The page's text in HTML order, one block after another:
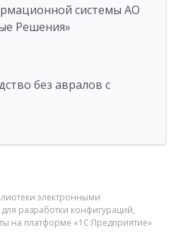
системы АО
Решения»
без авралов с
электронными
разработки конфигураций,
на платформе «1С:Предприятие»